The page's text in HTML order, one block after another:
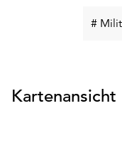
#
Kartenansicht